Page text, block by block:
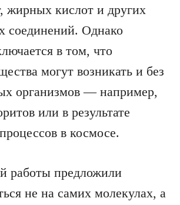
жирных кислот и других
соединений. Однако
в том, что
могут возникать и без
организмов — например,
или в результате
в космосе.
работы предложили
не на самих молекулах, а